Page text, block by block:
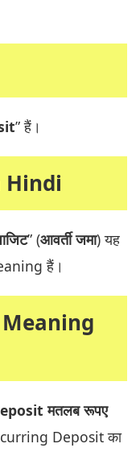
” हैं।
Hindi
” (आवर्ती जमा) यह
हैं।
मतलब रूपए
Deposit का